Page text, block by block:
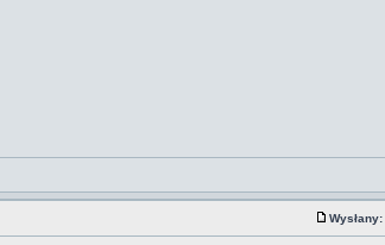
Wysłany: